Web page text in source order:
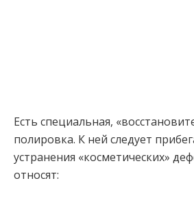
Есть специальная,
полировка. К ней следует
устранения «косметических»
относят: